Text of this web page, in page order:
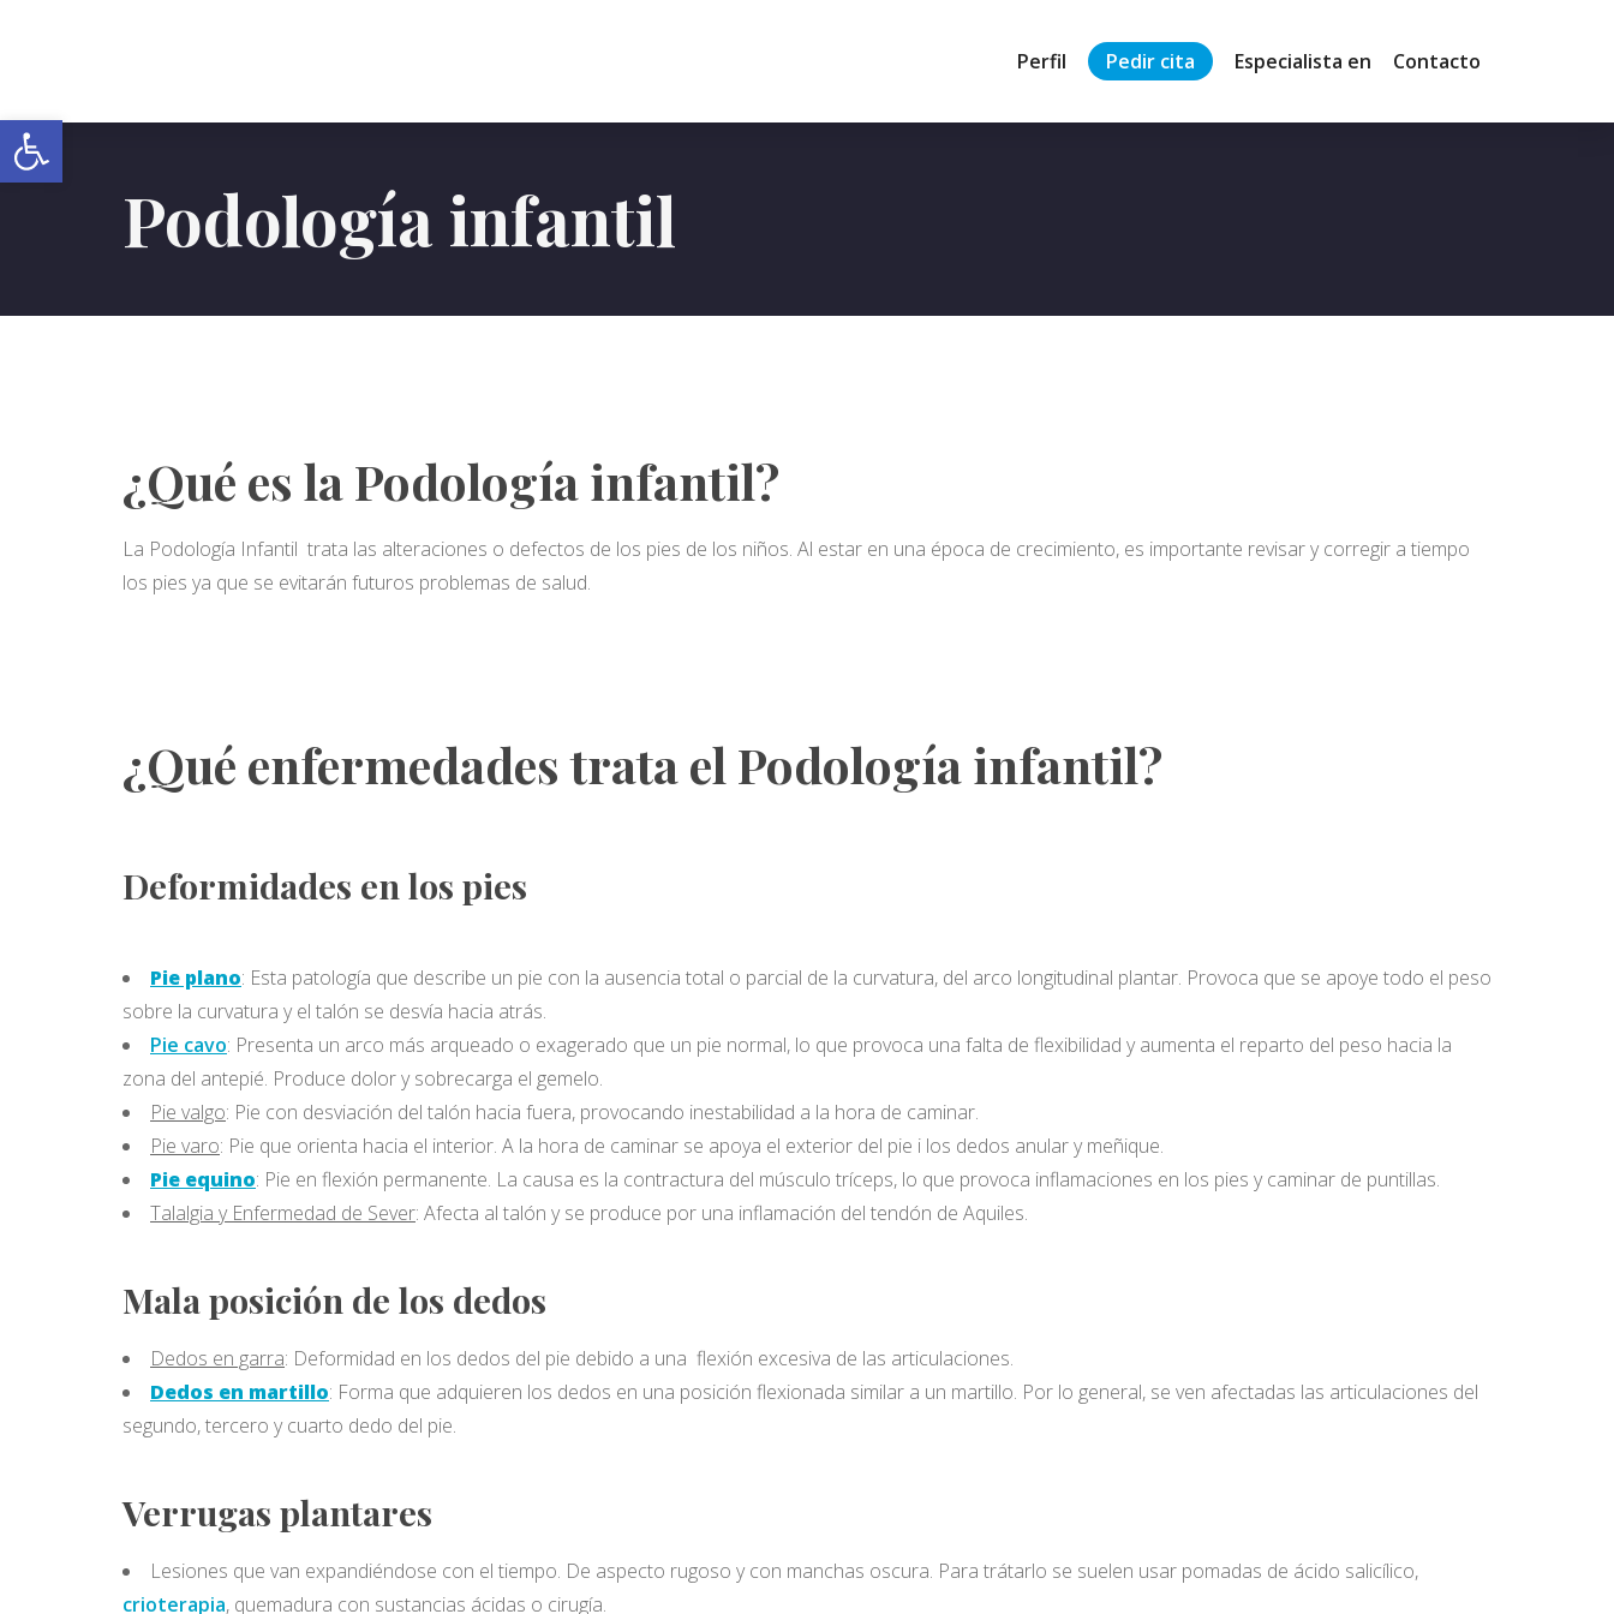
Abrir barra de herramientas
Perfil Pedir cita Especialista en Contacto
Podología infantil
¿Qué es la Podología infantil?
La Podología Infantil trata las alteraciones o defectos de los pies de los niños. Al estar en una época de crecimiento, es importante revisar y corregir a tiempo
los pies ya que se evitarán futuros problemas de salud.
¿Qué enfermedades trata el Podología infantil?
Deformidades en los pies
Pie plano: Esta patología que describe un pie con la ausencia total o parcial de la curvatura, del arco longitudinal plantar. Provoca que se apoye todo el peso
sobre la curvatura y el talón se desvía hacia atrás.
Pie cavo: Presenta un arco más arqueado o exagerado que un pie normal, lo que provoca una falta de flexibilidad y aumenta el reparto del peso hacia la
zona del antepié. Produce dolor y sobrecarga el gemelo.
Pie valgo: Pie con desviación del talón hacia fuera, provocando inestabilidad a la hora de caminar.
Pie varo: Pie que orienta hacia el interior. A la hora de caminar se apoya el exterior del pie i los dedos anular y meñique.
Pie equino: Pie en flexión permanente. La causa es la contractura del músculo tríceps, lo que provoca inflamaciones en los pies y caminar de puntillas.
Talalgia y Enfermedad de Sever: Afecta al talón y se produce por una inflamación del tendón de Aquiles.
Mala posición de los dedos
Dedos en garra: Deformidad en los dedos del pie debido a una flexión excesiva de las articulaciones.
Dedos en martillo: Forma que adquieren los dedos en una posición flexionada similar a un martillo. Por lo general, se ven afectadas las articulaciones del
segundo, tercero y cuarto dedo del pie.
Verrugas plantares
Lesiones que van expandiéndose con el tiempo. De aspecto rugoso y con manchas oscura. Para trátarlo se suelen usar pomadas de ácido salicílico,
crioterapia, quemadura con sustancias ácidas o cirugía.